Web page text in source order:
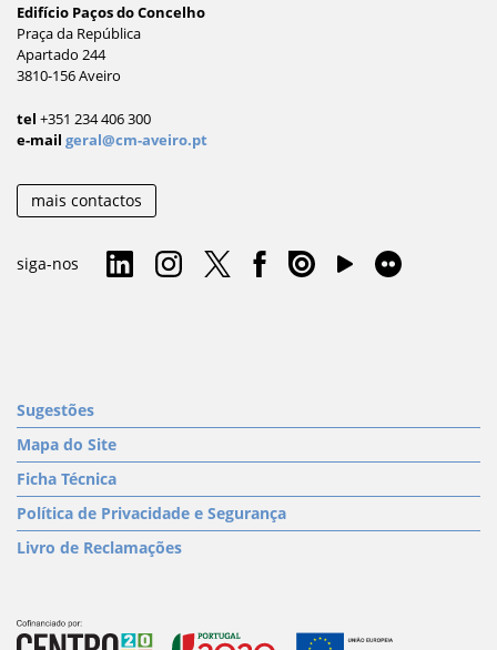
Edifício Paços do Concelho
Praça da República
Apartado 244
3810-156 Aveiro
tel +351 234 406 300
e-mail geral@cm-aveiro.pt
mais contactos
siga-nos
Sugestões
Mapa do Site
Ficha Técnica
Política de Privacidade e Segurança
Livro de Reclamações